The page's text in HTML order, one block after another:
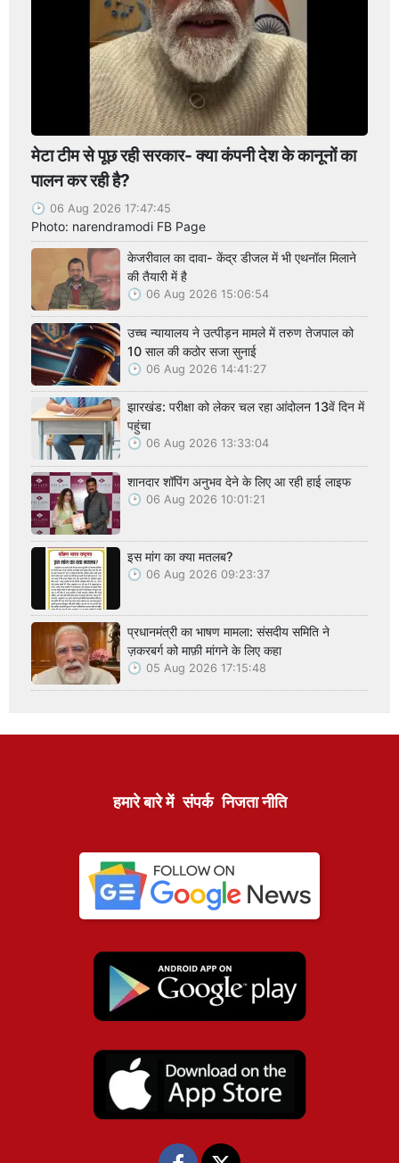
मेटा टीम से पूछ रही सरकार- क्या कंपनी देश के कानूनों का
पालन कर रही है?
06 Aug 2026 17:47:45
Photo: narendramodi FB Page
केजरीवाल का दावा- केंद्र डीजल में भी एथनॉल मिलाने
की तैयारी में है
06 Aug 2026 15:06:54
उच्च न्यायालय ने उत्पीड़न मामले में तरुण तेजपाल को
10 साल की कठोर सजा सुनाई
06 Aug 2026 14:41:27
झारखंड: परीक्षा को लेकर चल रहा आंदोलन 13वें दिन में
पहुंचा
06 Aug 2026 13:33:04
शानदार शॉपिंग अनुभव देने के लिए आ रही हाई लाइफ
06 Aug 2026 10:01:21
इस मांग का क्या मतलब?
06 Aug 2026 09:23:37
प्रधानमंत्री का भाषण मामला: संसदीय समिति ने
ज़करबर्ग को माफ़ी मांगने के लिए कहा
05 Aug 2026 17:15:48
हमारे बारे में संपर्क निजता नीति